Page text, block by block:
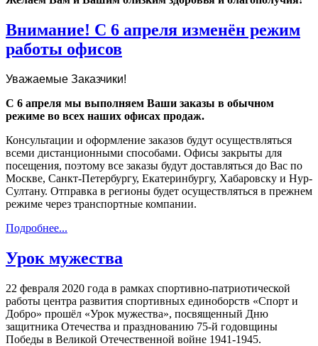
Внимание! С 6 апреля изменён режим
работы офисов
Уважаемые Заказчики!
С 6 апреля мы выполняем Ваши заказы в обычном
режиме во всех наших офисах продаж.
Консультации и оформление заказов будут осуществляться
всеми дистанционными способами. Офисы закрыты для
посещения, поэтому все заказы будут доставляться до Вас по
Москве, Санкт-Петербургу, Екатеринбургу, Хабаровску и Нур-
Султану. Отправка в регионы будет осуществляться в прежнем
режиме через транспортные компании.
Подробнее...
Урок мужества
22 февраля 2020 года в рамках спортивно-патриотической
работы центра развития спортивных единоборств «Спорт и
Добро» прошёл «Урок мужества», посвященный Дню
защитника Отечества и празднованию 75-й годовщины
Победы в Великой Отечественной войне 1941-1945.